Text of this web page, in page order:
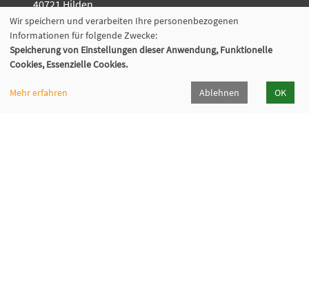
40721 Hilden
02103 - 50 05 30
Dieker Str. 49
42781 Haan
Wir speichern und verarbeiten Ihre personenbezogenen
Informationen für folgende Zwecke:
Speicherung von Einstellungen dieser Anwendung, Funktionelle
Cookies, Essenzielle Cookies.
Mehr erfahren Ablehnen OK